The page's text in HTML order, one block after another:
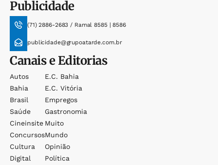
Publicidade
(71) 2886-2683 / Ramal 8585 | 8586
publicidade@grupoatarde.com.br
Canais e Editorias
Autos
Bahia
Brasil
Saúde
Cineinsite
Concursos
Cultura
Digital
E.c. Bahia
E.c. Vitória
Empregos
Gastronomia
Muito
Mundo
Opinião
Política